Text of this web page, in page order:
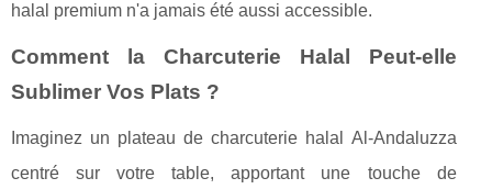
halal premium n'a jamais été aussi accessible.
Comment la Charcuterie Halal Peut-elle
Sublimer Vos Plats ?
Imaginez un plateau de charcuterie halal Al-Andaluzza
centré sur votre table, apportant une touche de